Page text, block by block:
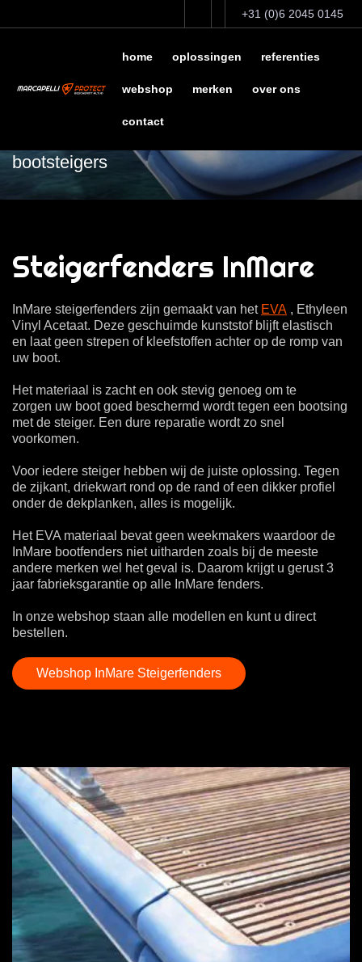
+31 (0)6 2045 0145
home oplossingen referenties
webshop merken over ons
contact
bootsteigers
Steigerfenders InMare
InMare steigerfenders zijn gemaakt van het EVA , Ethyleen
Vinyl Acetaat. Deze geschuimde kunststof blijft elastisch
en laat geen strepen of kleefstoffen achter op de romp van
uw boot.
Het materiaal is zacht en ook stevig genoeg om te
zorgen uw boot goed beschermd wordt tegen een bootsing
met de steiger. Een dure reparatie wordt zo snel
voorkomen.
Voor iedere steiger hebben wij de juiste oplossing. Tegen
de zijkant, driekwart rond op de rand of een dikker profiel
onder de dekplanken, alles is mogelijk.
Het EVA materiaal bevat geen weekmakers waardoor de
InMare bootfenders niet uitharden zoals bij de meeste
andere merken wel het geval is. Daarom krijgt u gerust 3
jaar fabrieksgarantie op alle InMare fenders.
In onze webshop staan alle modellen en kunt u direct
bestellen.
Webshop InMare Steigerfenders